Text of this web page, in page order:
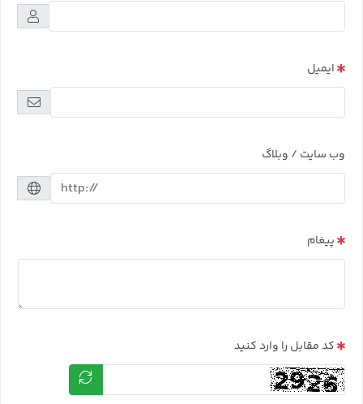
ایمیل
وب سایت / وبلاگ
پیغام
کد مقابل را وارد کنید